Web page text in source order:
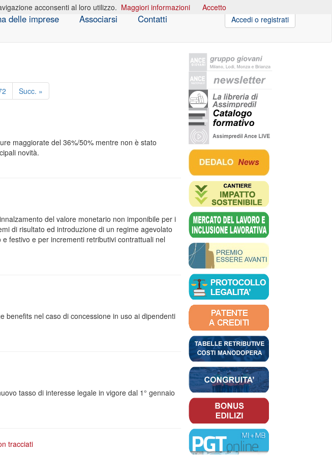
delle imprese Associarsi Contatti Accedi o registrati
Succ. »
maggiorate del 36%/50% mentre non è stato
novità.
del valore monetario non imponibile per i
di risultato ed introduzione di un regime agevolato
festivo e per incrementi retributivi contrattuali nel
benefits nel caso di concessione in uso ai dipendenti
tasso di interesse legale in vigore dal 1° gennaio
tracciati
acconsenti al loro utilizzo. Maggiori informazioni Accetto